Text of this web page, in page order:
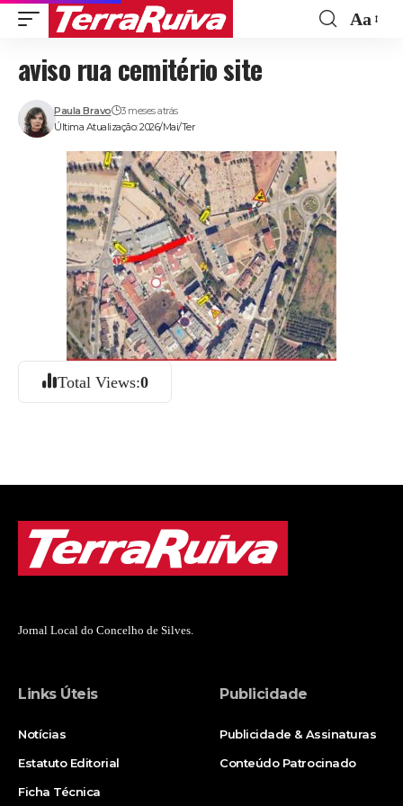
Aa
aviso rua cemitério site
Última Atualização: 2026/Mai/Ter
Paula Bravo 3 meses atrás
Total Views:0
Jornal Local do Concelho de Silves.
Links Úteis
Notícias
Estatuto Editorial
Ficha Técnica
Publicidade
Publicidade & Assinaturas
Conteúdo Patrocinado